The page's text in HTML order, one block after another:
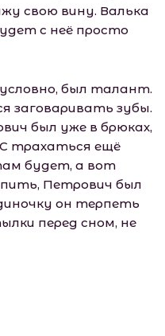
свою вину. Валька
с неё просто
был талант.
зубы.
был уже в брюках,
трахаться ещё
будет, а вот
Петрович был
он терпеть
перед сном, не